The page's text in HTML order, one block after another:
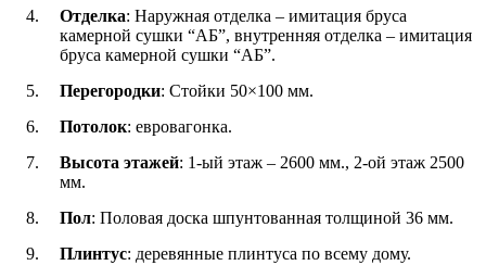
Отделка: Наружная отделка – имитация бруса
камерной сушки “АБ”, внутренняя отделка – имитация
бруса камерной сушки “АБ”.
Перегородки: Стойки 50×100 мм.
Потолок: евровагонка.
Высота этажей: 1-ый этаж – 2600 мм., 2-ой этаж 2500
мм.
Пол: Половая доска шпунтованная толщиной 36 мм.
Плинтус: деревянные плинтуса по всему дому.